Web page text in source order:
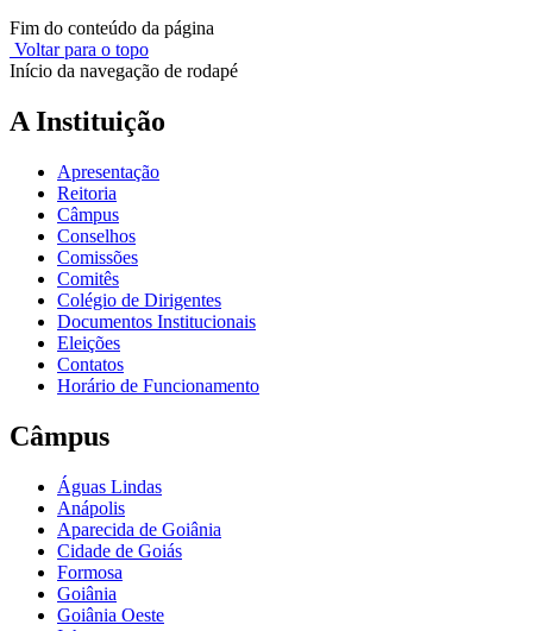
Fim do conteúdo da página
Voltar para o topo
Início da navegação de rodapé
A Instituição
Apresentação
Reitoria
Câmpus
Conselhos
Comissões
Comitês
Colégio de Dirigentes
Documentos Institucionais
Eleições
Contatos
Horário de Funcionamento
Câmpus
Águas Lindas
Anápolis
Aparecida de Goiânia
Cidade de Goiás
Formosa
Goiânia
Goiânia Oeste